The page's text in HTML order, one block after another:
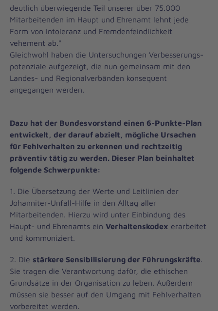
deutlich überwiegende Teil unserer über 75.000
Mitarbeitenden im Haupt und Ehrenamt lehnt jede
Form von Intoleranz und Fremdenfeindlichkeit
vehement ab."
Gleichwohl haben die Untersuchungen Verbesserungs-
potenziale aufgezeigt, die nun gemeinsam mit den
Landes- und Regionalverbänden konsequent
angegangen werden.
Dazu hat der Bundesvorstand einen 6-Punkte-Plan
entwickelt, der darauf abzielt, mögliche Ursachen
für Fehlverhalten zu erkennen und rechtzeitig
präventiv tätig zu werden. Dieser Plan beinhaltet
folgende Schwerpunkte:
1. Die Übersetzung der Werte und Leitlinien der
Johanniter-Unfall-Hilfe in den Alltag aller
Mitarbeitenden. Hierzu wird unter Einbindung des
Haupt- und Ehrenamts ein Verhaltenskodex erarbeitet
und kommuniziert.
2. Die stärkere Sensibilisierung der Führungskräfte.
Sie tragen die Verantwortung dafür, die ethischen
Grundsätze in der Organisation zu leben. Außerdem
müssen sie besser auf den Umgang mit Fehlverhalten
vorbereitet werden.